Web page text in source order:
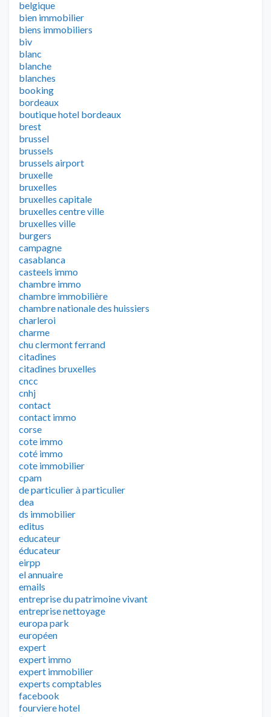
belgique
bien immobilier
biens immobiliers
biv
blanc
blanche
blanches
booking
bordeaux
boutique hotel bordeaux
brest
brussel
brussels
brussels airport
bruxelle
bruxelles
bruxelles capitale
bruxelles centre ville
bruxelles ville
burgers
campagne
casablanca
casteels immo
chambre immo
chambre immobilière
chambre nationale des huissiers
charleroi
charme
chu clermont ferrand
citadines
citadines bruxelles
cncc
cnhj
contact
contact immo
corse
cote immo
coté immo
cote immobilier
cpam
de particulier à particulier
dea
ds immobilier
editus
educateur
éducateur
eirpp
el annuaire
emails
entreprise du patrimoine vivant
entreprise nettoyage
europa park
européen
expert
expert immo
expert immobilier
experts comptables
facebook
fourviere hotel